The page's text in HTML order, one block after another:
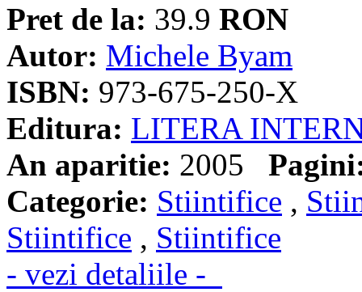
Pret de la: 39.9 RON
Autor: Michele Byam
ISBN: 973-675-250-X
Editura: LITERA
An aparitie: 2005
Categorie: Stiintifice ,
Stiintifice , Stiintifice
- vezi detaliile -